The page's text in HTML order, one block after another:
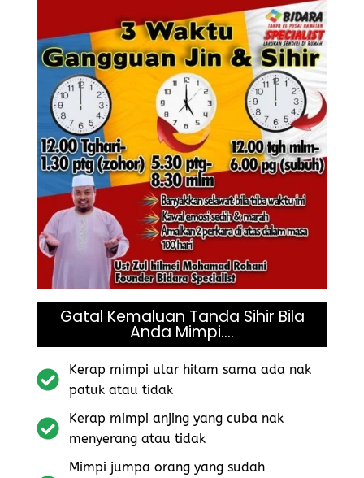
Gatal Kemaluan Tanda Sihir Bila
Anda Mimpi....
Kerap mimpi ular hitam sama ada nak
patuk atau tidak
Kerap mimpi anjing yang cuba nak
menyerang atau tidak
Mimpi jumpa orang yang sudah